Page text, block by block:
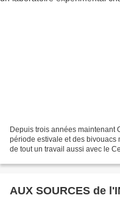
Depuis trois années maintenant
période estivale et des bivouacs
de tout un travail aussi avec le
AUX SOURCES de